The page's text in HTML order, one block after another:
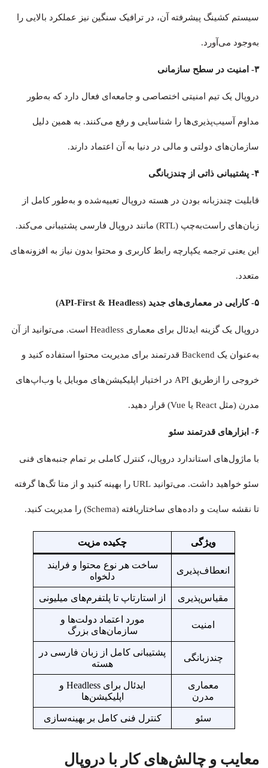
سیستم کشینگ پیشرفته آن، در ترافیک سنگین نیز عملکرد بالایی را
به‌وجود می‌آورد.
۳- امنیت در سطح سازمانی
دروپال یک تیم امنیتی اختصاصی و جامعه‌ای فعال دارد که به‌طور
مداوم آسیب‌پذیری‌ها را شناسایی و رفع می‌کنند. به همین دلیل
سازمان‌های دولتی و مالی در دنیا به آن اعتماد دارند.
۴- پشتیبانی ذاتی از چندزبانگی
قابلیت چندزبانه بودن در هسته دروپال تعبیه‌شده و به‌طور کامل از
زبان‌های راست‌به‌چپ (RTL) مانند دروپال فارسی پشتیبانی می‌کند.
این یعنی ترجمه یکپارچه رابط کاربری و محتوا بدون نیاز به افزونه‌های
متعدد.
۵- کارایی در معماری‌های جدید (API-First & Headless)
دروپال یک گزینه ایدئال برای معماری Headless است. می‌توانید از آن
به‌عنوان یک Backend قدرتمند برای مدیریت محتوا استفاده کنید و
خروجی را ازطریق API در اختیار اپلیکیشن‌های موبایل یا وب‌اپ‌های
مدرن (مثل React یا Vue) قرار دهید.
۶- ابزارهای قدرتمند سئو
با ماژول‌های استاندارد دروپال، کنترل کاملی بر تمام جنبه‌های فنی
سئو خواهید داشت. می‌توانید URL را بهینه کنید و از متا تگ‌ها گرفته
تا نقشه سایت و داده‌های ساختاریافته (Schema) را مدیریت کنید.
ویژگی چکیده مزیت
انعطاف‌پذیری
ساخت هر نوع محتوا و فرایند
دلخواه
مقیاس‌پذیری از استارتاپ تا پلتفرم‌های میلیونی
امنیت
مورد اعتماد دولت‌ها و
سازمان‌های بزرگ
چندزبانگی
پشتیبانی کامل از زبان فارسی در
هسته
معماری
مدرن
ایدئال برای Headless و
اپلیکیشن‌ها
سئو کنترل فنی کامل بر بهینه‌سازی
معایب و چالش‌های کار با دروپال